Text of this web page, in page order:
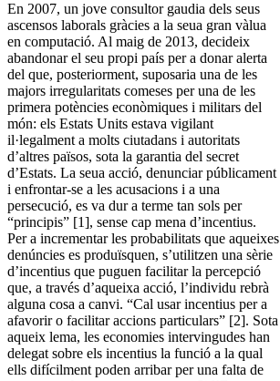
En 2007, un jove consultor gaudia dels seus
ascensos laborals gràcies a la seua gran vàlua
en computació. Al maig de 2013, decideix
abandonar el seu propi país per a donar alerta
del que, posteriorment, suposaria una de les
majors irregularitats comeses per una de les
primera potències econòmiques i militars del
món: els Estats Units estava vigilant
il·legalment a molts ciutadans i autoritats
d’altres països, sota la garantia del secret
d’Estats. La seua acció, denunciar públicament
i enfrontar-se a les acusacions i a una
persecució, es va dur a terme tan sols per
“principis” [1], sense cap mena d’incentius.
Per a incrementar les probabilitats que aqueixes
denúncies es produïsquen, s’utilitzen una sèrie
d’incentius que puguen facilitar la percepció
que, a través d’aqueixa acció, l’individu rebrà
alguna cosa a canvi. “Cal usar incentius per a
afavorir o facilitar accions particulars” [2]. Sota
aqueix lema, les economies intervingudes han
delegat sobre els incentius la funció a la qual
ells difícilment poden arribar per una falta de